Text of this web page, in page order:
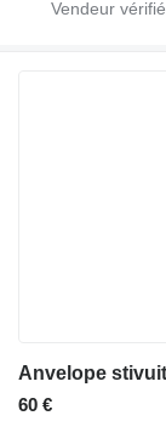
Anvelope
60 €